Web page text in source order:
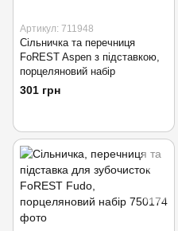
Артикул: 711948
Сільничка та перечниця
FoREST Aspen з підставкою,
порцеляновий набір
301 грн